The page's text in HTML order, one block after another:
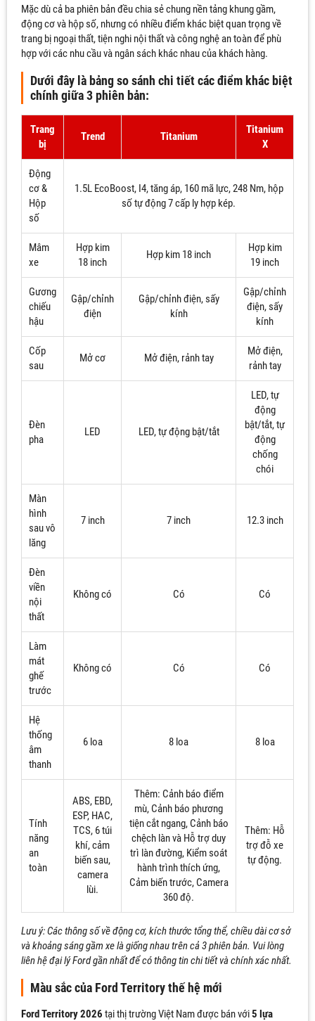
Mặc dù cả ba phiên bản đều chia sẻ chung nền tảng khung gầm,
động cơ và hộp số, nhưng có nhiều điểm khác biệt quan trọng về
trang bị ngoại thất, tiện nghi nội thất và công nghệ an toàn để phù
hợp với các nhu cầu và ngân sách khác nhau của khách hàng.
Dưới đây là bảng so sánh chi tiết các điểm khác biệt
chính giữa 3 phiên bản:
Trang
bị
Trend Titanium
Titanium
X
Động
cơ &
Hộp
số
1.5L EcoBoost, I4, tăng áp, 160 mã lực, 248 Nm, hộp
số tự động 7 cấp ly hợp kép.
Mâm
xe
Hợp kim
18 inch
Hợp kim 18 inch
Hợp kim
19 inch
Gương
chiếu
hậu
Gập/chỉnh
điện
Gập/chỉnh điện, sấy
kính
Gập/chỉnh
điện, sấy
kính
Cốp
sau
Mở cơ Mở điện, rảnh tay
Mở điện,
rảnh tay
Đèn
pha
LED LED, tự động bật/tắt
LED, tự
động
bật/tắt, tự
động
chống
chói
Màn
hình
sau vô
lăng
7 inch 7 inch 12.3 inch
Đèn
viền
nội
thất
Không có Có Có
Làm
mát
ghế
trước
Không có Có Có
Hệ
thống
âm
thanh
6 loa 8 loa 8 loa
Tính
năng
an
toàn
ABS, EBD,
ESP, HAC,
TCS, 6 túi
khí, cảm
biến sau,
camera
lùi.
Thêm: Cảnh báo điểm
mù, Cảnh báo phương
tiện cắt ngang, Cảnh báo
chệch làn và Hỗ trợ duy
trì làn đường, Kiểm soát
hành trình thích ứng,
Cảm biến trước, Camera
360 độ.
Thêm: Hỗ
trợ đỗ xe
tự động.
Lưu ý: Các thông số về động cơ, kích thước tổng thể, chiều dài cơ sở
và khoảng sáng gầm xe là giống nhau trên cả 3 phiên bản. Vui lòng
liên hệ đại lý Ford gần nhất để có thông tin chi tiết và chính xác nhất.
Màu sắc của Ford Territory thế hệ mới
Ford Territory 2026 tại thị trường Việt Nam được bán với5 lựa